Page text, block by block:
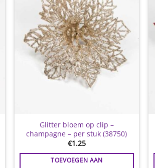
Glitter bloem op clip –
champagne – per stuk (38750)
€1.25
TOEVOEGEN AAN